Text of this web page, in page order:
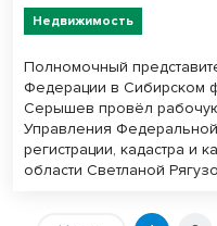
Недвижимость
Полномочный
Федерации в Сибирском
Серышев провёл
Управления
регистрации, кадастра и
области Светланой